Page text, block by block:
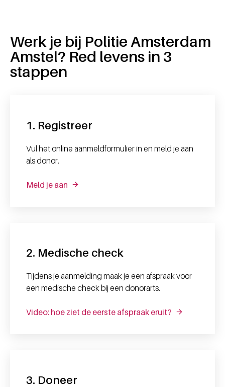
Werk je bij Politie Amsterdam
Amstel? Red levens in 3
stappen
1. Registreer
Vul het online aanmeldformulier in en meld je aan
als donor.
Meld je aan
2. Medische check
Tijdens je aanmelding maak je een afspraak voor
een medische check bij een donorarts.
Video: hoe ziet de eerste afspraak eruit?
3. Doneer